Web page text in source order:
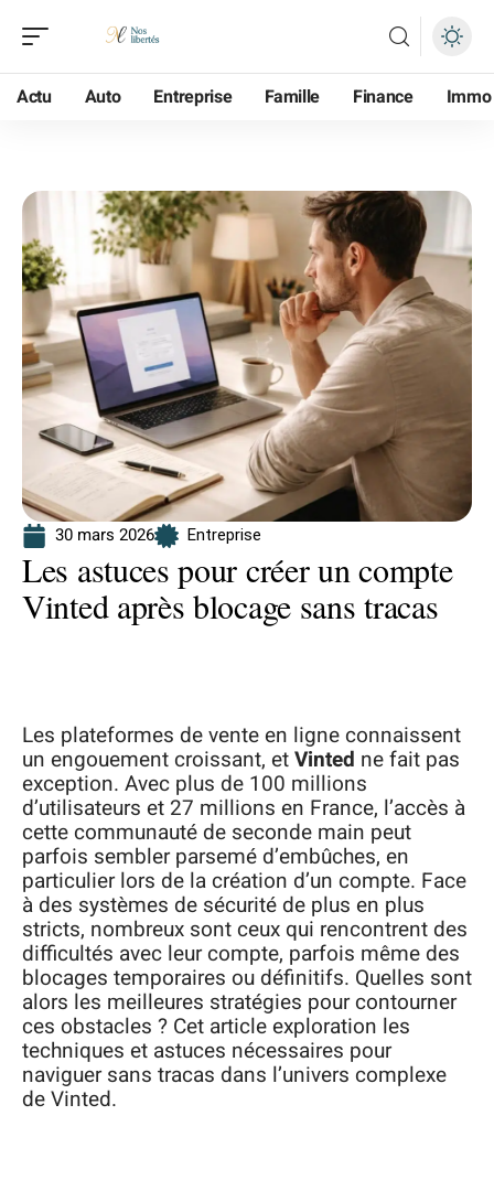
Actu Auto Entreprise Famille Finance Immo
30 mars 2026 Entreprise
Les astuces pour créer un compte
Vinted après blocage sans tracas
Les plateformes de vente en ligne connaissent
un engouement croissant, etVinted ne fait pas
exception. Avec plus de 100 millions
d’utilisateurs et 27 millions en France, l’accès à
cette communauté de seconde main peut
parfois sembler parsemé d’embûches, en
particulier lors de la création d’un compte. Face
à des systèmes de sécurité de plus en plus
stricts, nombreux sont ceux qui rencontrent des
difficultés avec leur compte, parfois même des
blocages temporaires ou définitifs. Quelles sont
alors les meilleures stratégies pour contourner
ces obstacles ? Cet article exploration les
techniques et astuces nécessaires pour
naviguer sans tracas dans l’univers complexe
de Vinted.